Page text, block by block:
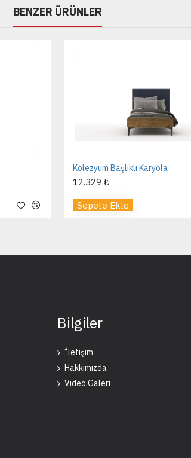
BENZER ÜRÜNLER
Kolezyum Başlıklı Karyola
12.329 ₺
Sepete Ekle
Bilgiler
İletişim
Hakkımızda
Video Galeri